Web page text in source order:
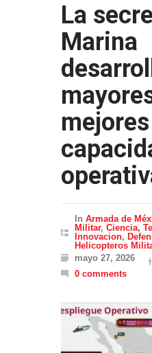
La
Marina
mejores
In Armada de
Militar, Ciencia,
Innovacion,
Helicopteros
mayo 27, 2026
0 comments